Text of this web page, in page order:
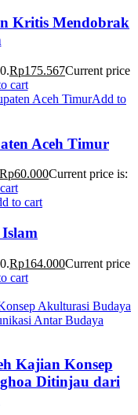
Kritis Mendobrak
Rp175.567Current price
cart
Add to
Aceh Timur
Rp60.000Current price is:
to cart
Rp164.000Current price
cart
Kajian Konsep
Ditinjau dari